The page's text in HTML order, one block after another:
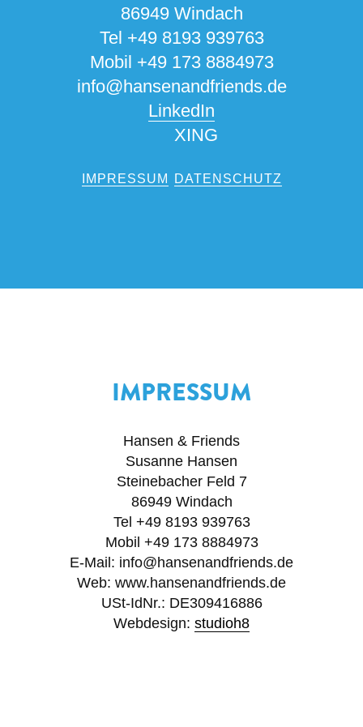
86949 Windach
Tel +49 8193 939763
Mobil +49 173 8884973
info@hansenandfriends.de
LinkedIn
XING
IMPRESSUM DATENSCHUTZ
IMPRESSUM
Hansen & Friends
Susanne Hansen
Steinebacher Feld 7
86949 Windach
Tel +49 8193 939763
Mobil +49 173 8884973
E-Mail: info@hansenandfriends.de
Web: www.hansenandfriends.de
USt-IdNr.: DE309416886
Webdesign: studioh8